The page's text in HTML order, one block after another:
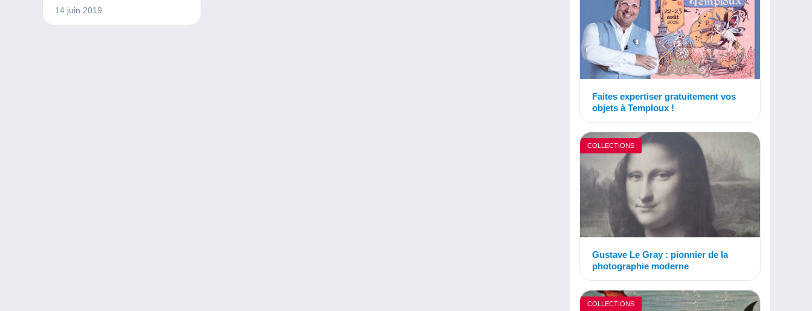
14 juin 2019
Faites expertiser gratuitement vos
objets à Temploux !
COLLECTIONS
Gustave Le Gray : pionnier de la
photographie moderne
COLLECTIONS